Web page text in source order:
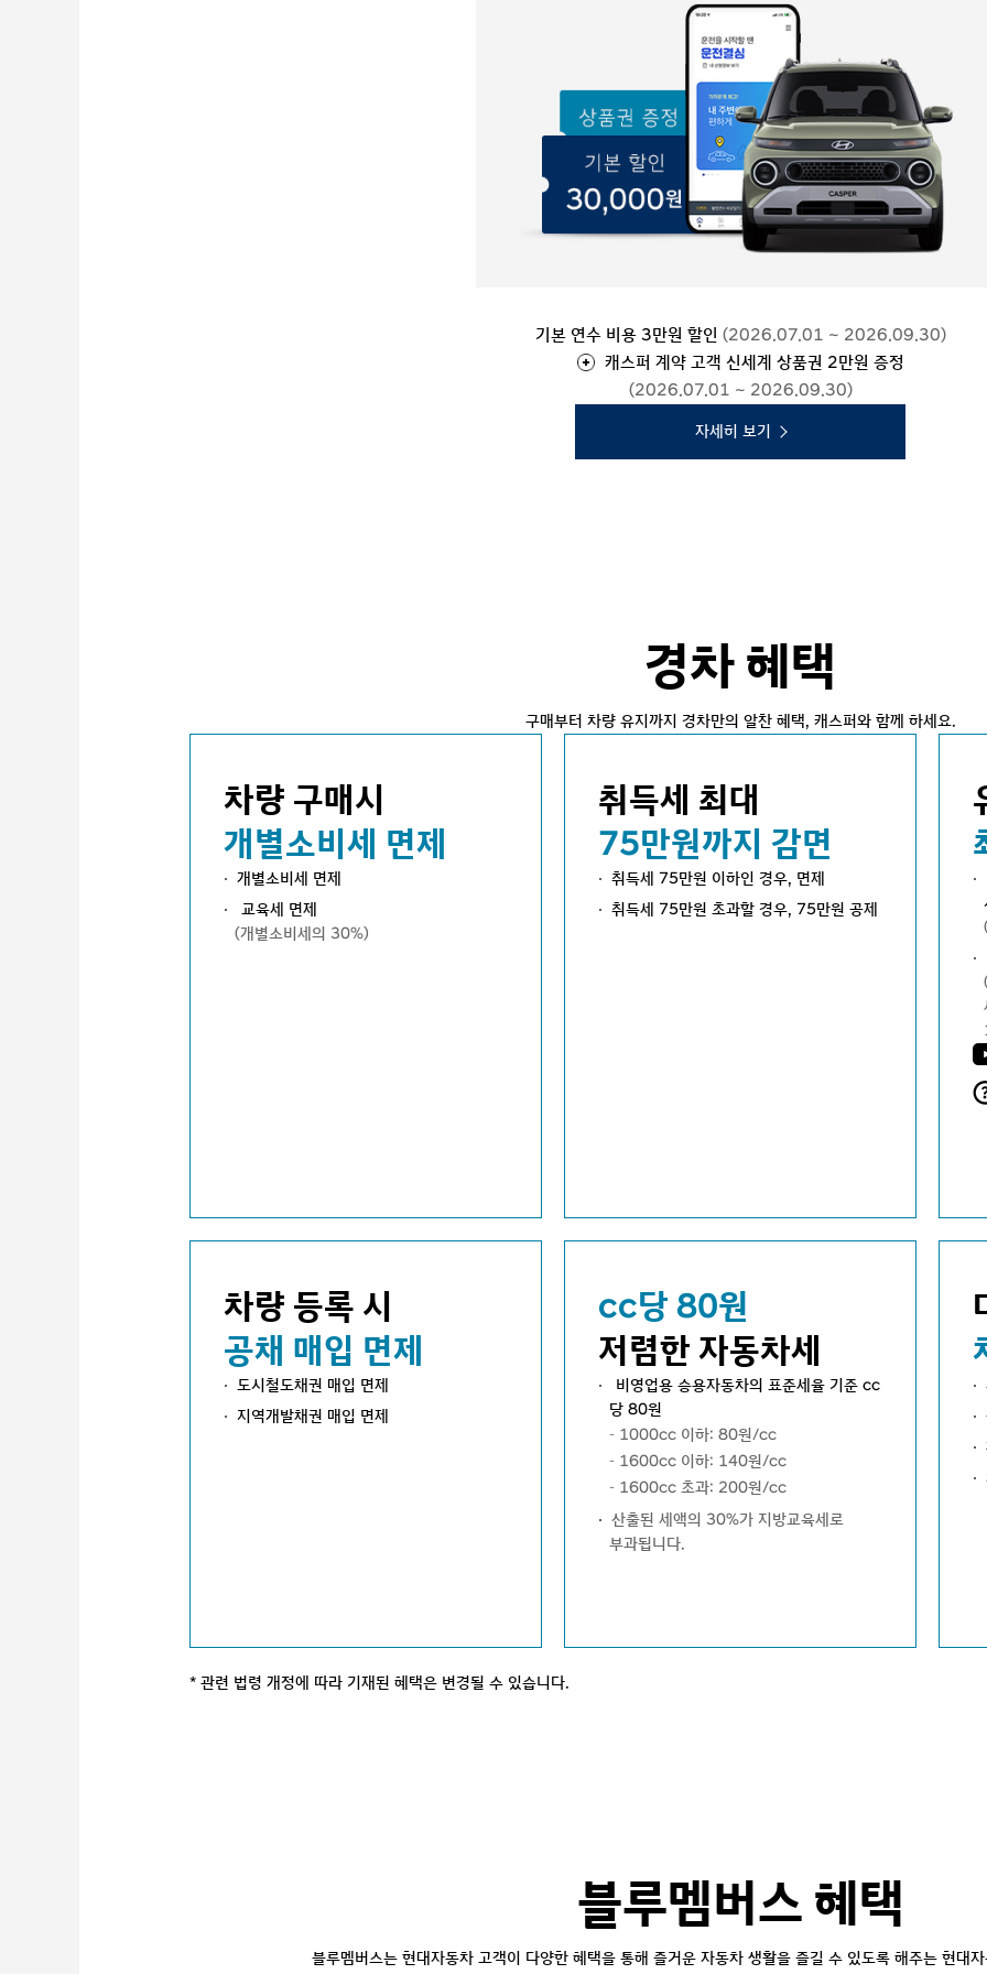
기본 연수 비용 3만원 할인 (2026.07.01 ~ 2026.09.30)
캐스퍼 계약 고객 신세계 상품권 2만원 증정
(2026.07.01 ~ 2026.09.30)
자세히 보기
경차 혜택
구매부터 차량 유지까지 경차만의 알찬 혜택, 캐스퍼와 함께 하세요.
차량 구매시
개별소비세 면제
개별소비세 면제
교육세 면제
(개별소비세의 30%)
취득세 최대
75만원까지 감면
취득세 75만원 이하인 경우, 면제
취득세 75만원 초과할 경우, 75만원 공제
차량 등록 시
공채 매입 면제
도시철도채권 매입 면제
지역개발채권 매입 면제
cc당 80원
저렴한 자동차세
비영업용 승용자동차의 표준세율 기준 cc
당 80원
1000cc 이하: 80원/cc
1600cc 이하: 140원/cc
1600cc 초과: 200원/cc
산출된 세액의 30%가 지방교육세로
부과됩니다.
관련 법령 개정에 따라 기재된 혜택은 변경될 수 있습니다.
블루멤버스 혜택
블루멤버스는 현대자동차 고객이 다양한 혜택을 통해 즐거운 자동차 생활을 즐길 수 있도록 해주는 현대